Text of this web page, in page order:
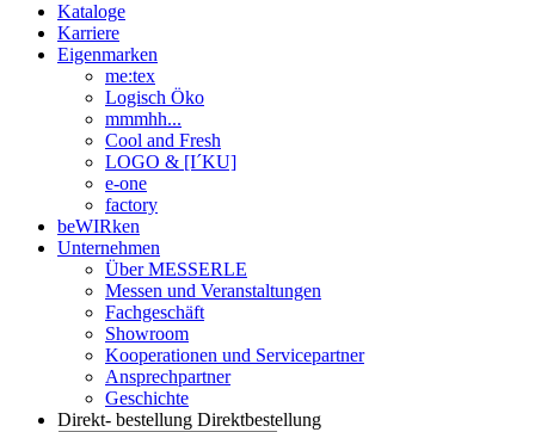
Kataloge
Karriere
Eigenmarken
me:tex
Logisch Öko
mmmhh...
Cool and Fresh
LOGO & [I´KU]
e-one
factory
beWIRken
Unternehmen
Über MESSERLE
Messen und Veranstaltungen
Fachgeschäft
Showroom
Kooperationen und Servicepartner
Ansprechpartner
Geschichte
Direkt- bestellung Direktbestellung